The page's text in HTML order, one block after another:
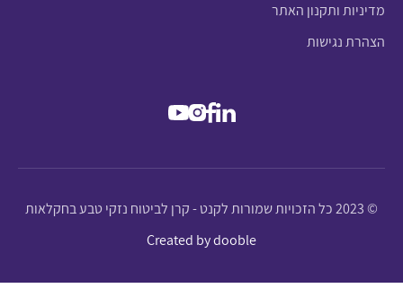
מדיניות ותקנון האתר
הצהרת נגישות
© 2023 כל הזכויות שמורות לקנט - קרן לביטוח נזקי טבע בחקלאות
Created by dooble